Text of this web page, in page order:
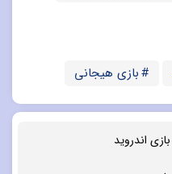
بازی هیجانی
بازی اندروید